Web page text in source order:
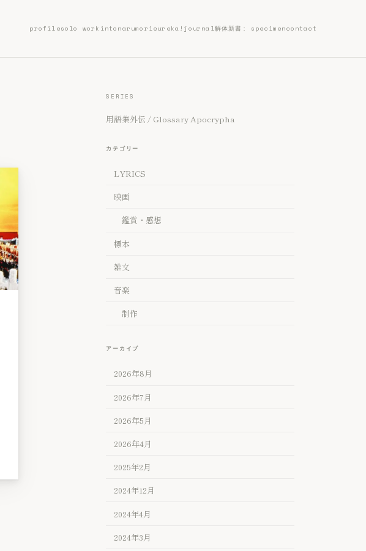
profilesolo work intonarumorieureka! journal解体新書: specimencontact
SERIES
用語集外伝 / Glossary Apocrypha
カテゴリー
LYRICS
映画
鑑賞・感想
標本
雑文
音楽
制作
アーカイブ
2026年8月
2026年7月
2026年5月
2026年4月
2025年2月
2024年12月
2024年4月
2024年3月